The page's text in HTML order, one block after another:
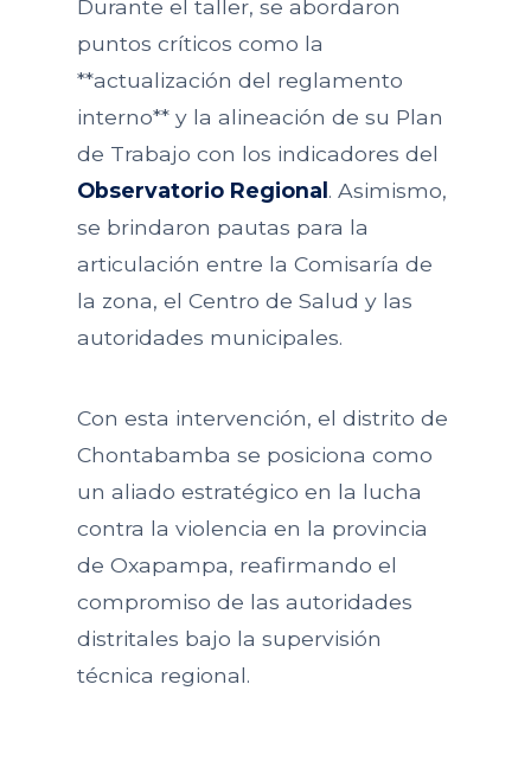
Durante el taller, se abordaron
puntos críticos como la
**actualización del reglamento
interno** y la alineación de su Plan
de Trabajo con los indicadores del
Observatorio Regional. Asimismo,
se brindaron pautas para la
articulación entre la Comisaría de
la zona, el Centro de Salud y las
autoridades municipales.
Con esta intervención, el distrito de
Chontabamba se posiciona como
un aliado estratégico en la lucha
contra la violencia en la provincia
de Oxapampa, reafirmando el
compromiso de las autoridades
distritales bajo la supervisión
técnica regional.